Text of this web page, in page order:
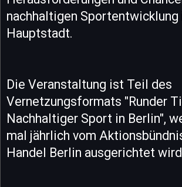
nachhaltigen Sportentwicklung
Hauptstadt.
Die Veranstaltung ist Teil des
Vernetzungsformats "Runder
Nachhaltiger Sport in Berlin",
mal jährlich vom
Handel Berlin ausgerichtet